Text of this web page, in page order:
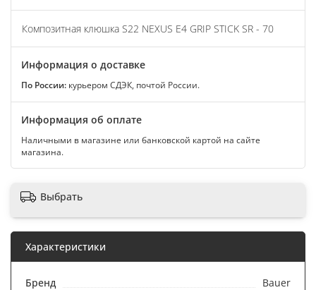
Композитная клюшка S22 NEXUS E4 GRIP STICK SR - 70
Информация о доставке
По России: курьером СДЭК, почтой России.
Информация об оплате
Наличными в магазине или банковской картой на сайте
магазина.
Выбрать
Характеристики
Бренд
Bauer